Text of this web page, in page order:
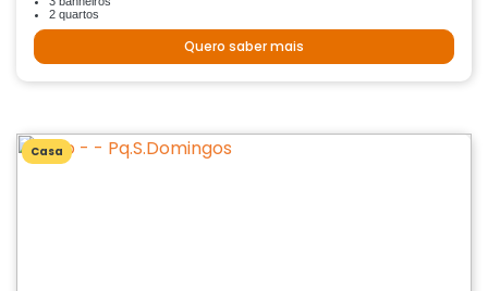
2 quartos
Quero saber mais
Casa